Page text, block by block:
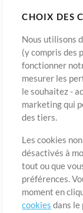
CHOIX DES
Nous utilisons
(y compris des
fonctionner
mesurer les
le souhaitez -
marketing qui
des tiers.
Les cookies
désactivés à
tout ou que
préférences.
moment en
cookies dans le
Ville
Pays
Étât